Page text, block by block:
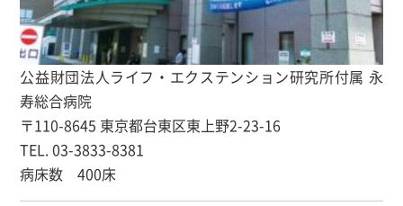
公益財団法人ライフ・エクステンション研究所付属 永
寿総合病院
〒110-8645 東京都台東区東上野2-23-16
TEL. 03-3833-8381
病床数 400床